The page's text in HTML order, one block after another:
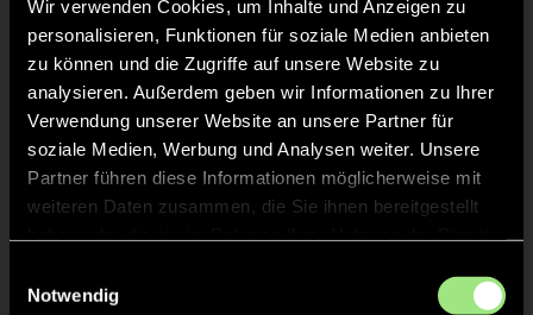
Wir verwenden Cookies, um Inhalte und Anzeigen zu
personalisieren, Funktionen für soziale Medien anbieten
zu können und die Zugriffe auf unsere Website zu
analysieren. Außerdem geben wir Informationen zu Ihrer
Verwendung unserer Website an unsere Partner für
soziale Medien, Werbung und Analysen weiter. Unsere
Partner führen diese Informationen möglicherweise mit
weiteren Daten zusammen, die Sie ihnen bereitgestellt
Notwendig
17' TOR 5:2, FELDTOR
LucaP. 42
15' ANPFIFF 2. Halbzeit